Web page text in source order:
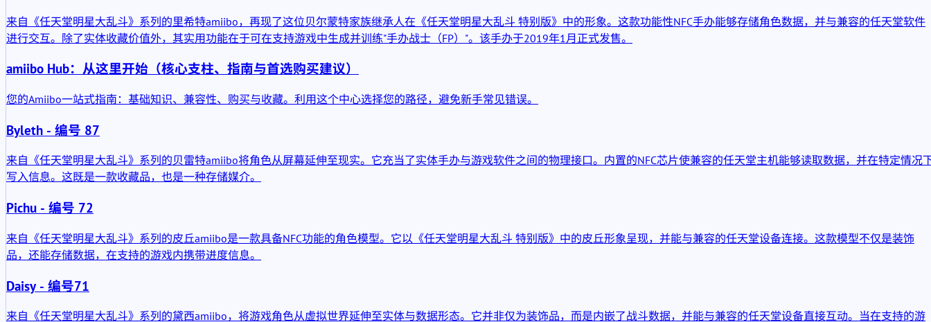
来自《任天堂明星大乱斗》系列的里希特amiibo，再现了这位贝尔蒙特家族继承人在《任天堂明星大乱斗 特别版》中的形象。这款功能性NFC手办能够存储角色数据，并与兼容的任天堂软件
进行交互。除了实体收藏价值外，其实用功能在于可在支持游戏中生成并训练"手办战士（FP）"。该手办于2019年1月正式发售。
amiibo Hub：从这里开始（核心支柱、指南与首选购买建议）
您的Amiibo一站式指南：基础知识、兼容性、购买与收藏。利用这个中心选择您的路径，避免新手常见错误。
Byleth - 编号 87
来自《任天堂明星大乱斗》系列的贝雷特amiibo将角色从屏幕延伸至现实。它充当了实体手办与游戏软件之间的物理接口。内置的NFC芯片使兼容的任天堂主机能够读取数据，并在特定情况
写入信息。这既是一款收藏品，也是一种存储媒介。
Pichu - 编号 72
来自《任天堂明星大乱斗》系列的皮丘amiibo是一款具备NFC功能的角色模型。它以《任天堂明星大乱斗 特别版》中的皮丘形象呈现，并能与兼容的任天堂设备连接。这款模型不仅是装饰
品，还能存储数据，在支持的游戏内携带进度信息。
Daisy - 编号71
来自《任天堂明星大乱斗》系列的黛西amiibo，将游戏角色从虚拟世界延伸至实体与数据形态。它并非仅为装饰品，而是内嵌了战斗数据，并能与兼容的任天堂设备直接互动。当在支持的游